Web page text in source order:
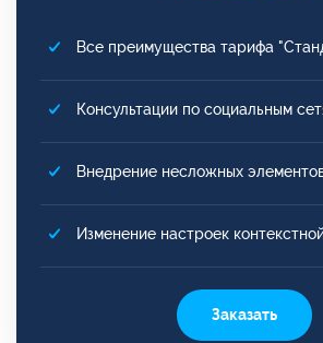
Все преимущества тарифа
Консультации по социальным
Внедрение несложных
Изменение настроек
Заказать